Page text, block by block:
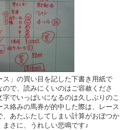
ス」の買い目を記した下書き用紙で
で、読みにくいのはご容赦くださ
でいっぱいになるのは久しぶりのこ
ス絡みの馬券が的中した際は、レース
、あたふたしてしまい計算がおぼつか
さに、うれしい悲鳴です♪